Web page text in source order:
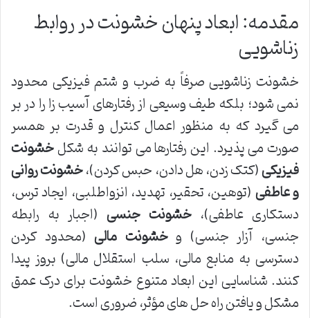
مقدمه: ابعاد پنهان خشونت در روابط
زناشویی
خشونت زناشویی صرفاً به ضرب و شتم فیزیکی محدود
نمی شود؛ بلکه طیف وسیعی از رفتارهای آسیب زا را در بر
می گیرد که به منظور اعمال کنترل و قدرت بر همسر
صورت می پذیرد. این رفتارها می توانند به شکلخشونت
فیزیکی(کتک زدن، هل دادن، حبس کردن)،خشونت روانی
و عاطفی (توهین، تحقیر، تهدید، انزواطلبی، ایجاد ترس،
دستکاری عاطفی)، خشونت جنسی (اجبار به رابطه
جنسی، آزار جنسی) وخشونت مالی (محدود کردن
دسترسی به منابع مالی، سلب استقلال مالی) بروز پیدا
کنند. شناسایی این ابعاد متنوع خشونت برای درک عمق
مشکل و یافتن راه حل های مؤثر، ضروری است.